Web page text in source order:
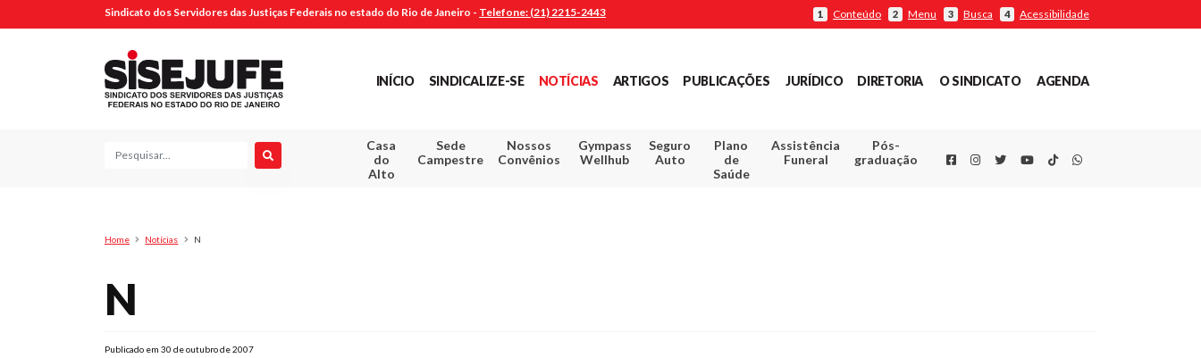
Sindicato dos Servidores das Justiças Federais no estado do Rio de Janeiro - Telefone: (21) 2215-2443 1 Conteúdo 2 Menu 3 Busca 4 Acessibilidade
INÍCIO SINDICALIZE-SE NOTÍCIAS ARTIGOS PUBLICAÇÕES JURÍDICO DIRETORIA O SINDICATO AGENDA
Pesquisa
Casa
do
Alto
Sede
Campestre
Nossos
Convênios
Gympass
Wellhub
Seguro
Auto
Plano
de
Saúde
Assistência
Funeral
Pós-
graduação
FacebookInstagram
TwitterYoutube
TikTokWhatsapp
Home Notícias N
N
Publicado em 30 de outubro de 2007